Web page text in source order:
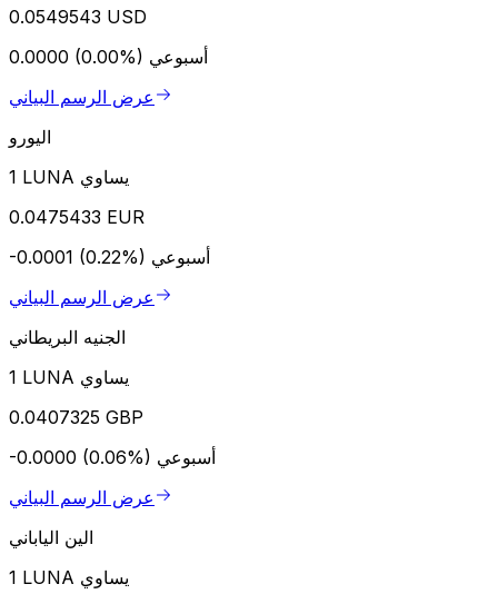
0.0549543 USD
0.0000 (0.00%) أسبوعي
عرض الرسم البياني
اليورو
1 LUNA يساوي
0.0475433 EUR
-0.0001 (0.22%) أسبوعي
عرض الرسم البياني
الجنيه البريطاني
1 LUNA يساوي
0.0407325 GBP
-0.0000 (0.06%) أسبوعي
عرض الرسم البياني
الين الياباني
1 LUNA يساوي